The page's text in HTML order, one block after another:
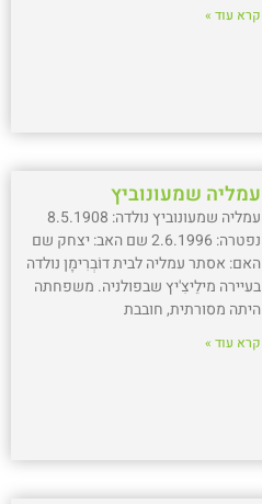
קרא עוד »
עמליה שמעונוביץ
עמליה שמעונוביץ נולדה: 8.5.1908
נפטרה: 2.6.1996 שם האב: יצחק שם
האם: אסתר עמליה לבית דוֹבְרִימָן נולדה
בעיירה מילֵיצִ'יץ שבפולניה. משפחתה
היתה מסורתית, חובבת
קרא עוד »